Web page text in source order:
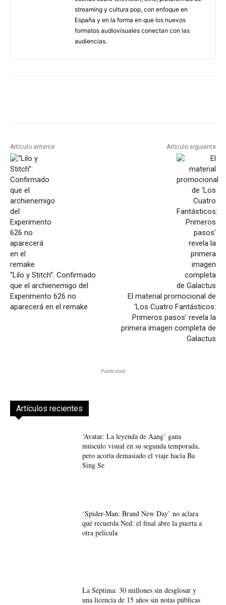
streaming y cultura pop, con enfoque en
España y en la forma en que los nuevos
formatos audiovisuales conectan con las
audiencias.
Artículo anterior
“Lilo y Stitch”: Confirmado
que el archienemigo del
Experimento 626 no
aparecerá en el remake
Artículo siguiente
El material promocional de
‘Los Cuatro Fantásticos:
Primeros pasos’ revela la
primera imagen completa de
Galactus
Publicidad
Artículos recientes
‘Avatar: La leyenda de Aang’ gana
músculo visual en su segunda temporada,
pero acorta demasiado el viaje hacia Ba
Sing Se
‘Spider-Man: Brand New Day’ no aclara
qué recuerda Ned: el final abre la puerta a
otra película
La Séptima: 30 millones sin desglosar y
una licencia de 15 años sin notas públicas